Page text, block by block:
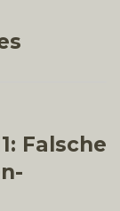
Falsche